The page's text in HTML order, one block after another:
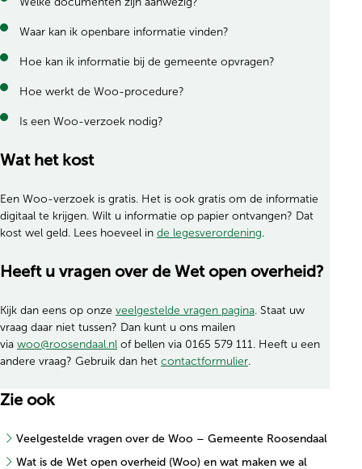
Waar kan ik openbare informatie vinden?
Hoe kan ik informatie bij de gemeente opvragen?
Hoe werkt de Woo-procedure?
Is een Woo-verzoek nodig?
Wat het kost
Een Woo-verzoek is gratis. Het is ook gratis om de informatie
digitaal te krijgen. Wilt u informatie op papier ontvangen? Dat
kost wel geld. Lees hoeveel in de legesverordening
Heeft u vragen over de Wet open overheid?
Kijk dan eens op onze veelgestelde vragen pagina . Staat uw
vraag daar niet tussen? Dan kunt u ons mailen
via woo@roosendaal.nl of bellen via 0165 579 111. Heeft u een
andere vraag? Gebruik dan het contactformulier
Zie ook
Veelgestelde vragen over de Woo – Gemeente Roosendaal
Wat is de Wet open overheid (Woo) en wat maken we al